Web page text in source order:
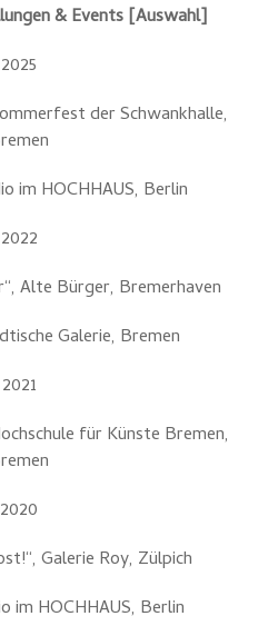
& Events [Auswahl]
2025
der Schwankhalle,
im HOCHHAUS, Berlin
2022
Alte Bürger, Bremerhaven
Galerie, Bremen
2021
für Künste Bremen,
2020
Galerie Roy, Zülpich
im HOCHHAUS, Berlin